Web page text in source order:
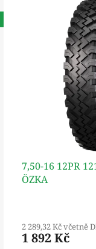
7,50-16 12PR
ÖZKA
2 289,32 Kč včetně
1 892 Kč